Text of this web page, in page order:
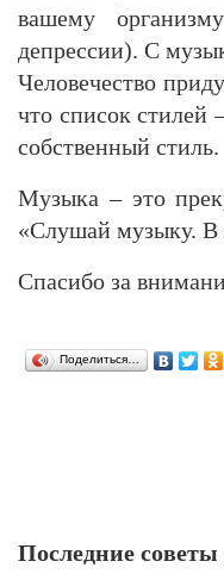
вашему
депрессии). С
Человечество
что список стилей
собственный стиль.
Музыка – это
«Слушай музыку. В
Спасибо за
Поделиться…
Последние советы